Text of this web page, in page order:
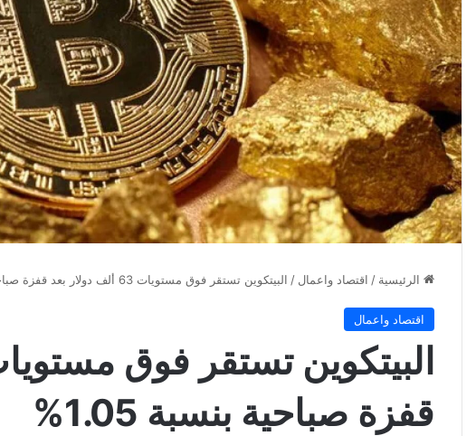
الرئيسية / اقتصاد واعمال / البيتكوين تستقر فوق مستويات 63 ألف دولار بعد قفزة صباحية بنسبة 1.05%
اقتصاد واعمال
قفزة صباحية بنسبة 1.05%